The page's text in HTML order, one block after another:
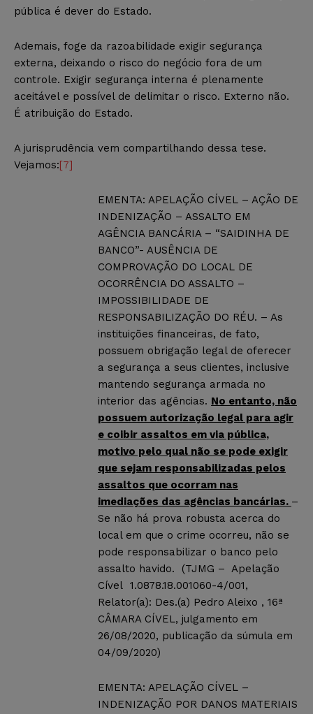
pública é dever do Estado.
Ademais, foge da razoabilidade exigir segurança
externa, deixando o risco do negócio fora de um
controle. Exigir segurança interna é plenamente
aceitável e possível de delimitar o risco. Externo não.
É atribuição do Estado.
A jurisprudência vem compartilhando dessa tese.
Vejamos:[7]
EMENTA: APELAÇÃO CÍVEL – AÇÃO DE
INDENIZAÇÃO – ASSALTO EM
AGÊNCIA BANCÁRIA – “SAIDINHA DE
BANCO”- AUSÊNCIA DE
COMPROVAÇÃO DO LOCAL DE
OCORRÊNCIA DO ASSALTO –
IMPOSSIBILIDADE DE
RESPONSABILIZAÇÃO DO RÉU. – As
instituições financeiras, de fato,
possuem obrigação legal de oferecer
a segurança a seus clientes, inclusive
mantendo segurança armada no
interior das agências. No entanto, não
possuem autorização legal para agir
e coibir assaltos em via pública,
motivo pelo qual não se pode exigir
que sejam responsabilizadas pelos
assaltos que ocorram nas
imediações das agências bancárias. –
Se não há prova robusta acerca do
local em que o crime ocorreu, não se
pode responsabilizar o banco pelo
assalto havido. (TJMG – Apelação
Cível 1.0878.18.001060-4/001,
Relator(a): Des.(a) Pedro Aleixo , 16ª
CÂMARA CÍVEL, julgamento em
26/08/2020, publicação da súmula em
04/09/2020)
EMENTA: APELAÇÃO CÍVEL –
INDENIZAÇÃO POR DANOS MATERIAIS